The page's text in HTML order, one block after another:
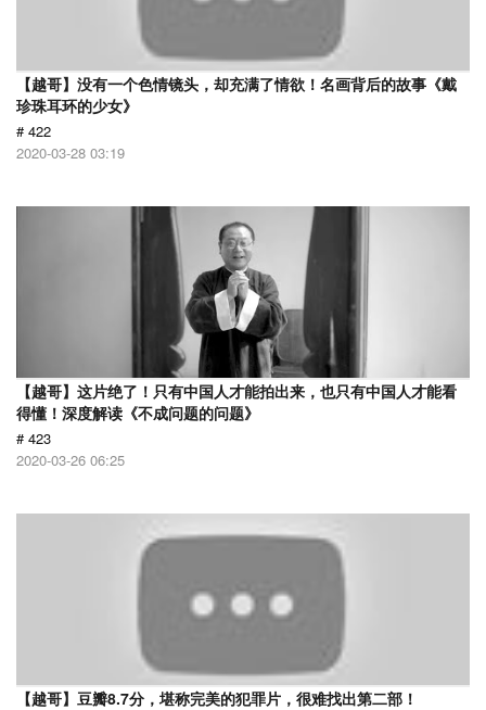
【越哥】没有一个色情镜头，却充满了情欲！名画背后的故事《戴
珍珠耳环的少女》
# 422
2020-03-28 03:19
【越哥】这片绝了！只有中国人才能拍出来，也只有中国人才能看
得懂！深度解读《不成问题的问题》
# 423
2020-03-26 06:25
【越哥】豆瓣8.7分，堪称完美的犯罪片，很难找出第二部！